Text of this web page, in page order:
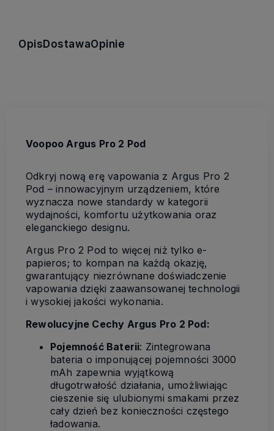
Opis DostawaOpinie
Voopoo Argus Pro 2 Pod
Odkryj nową erę vapowania z Argus Pro 2
Pod – innowacyjnym urządzeniem, które
wyznacza nowe standardy w kategorii
wydajności, komfortu użytkowania oraz
eleganckiego designu.
Argus Pro 2 Pod to więcej niż tylko e-
papieros; to kompan na każdą okazję,
gwarantujący niezrównane doświadczenie
vapowania dzięki zaawansowanej technologii
i wysokiej jakości wykonania.
Rewolucyjne Cechy Argus Pro 2 Pod:
Pojemność Baterii: Zintegrowana
bateria o imponującej pojemności 3000
mAh zapewnia wyjątkową
długotrwałość działania, umożliwiając
cieszenie się ulubionymi smakami przez
cały dzień bez konieczności częstego
ładowania.